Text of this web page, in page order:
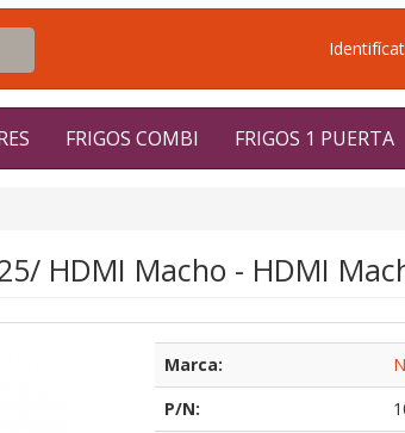
FRIGOS COMBI FRIGOS 1 PUERTA
HDMI Macho - HDMI
Marca:
P/N: